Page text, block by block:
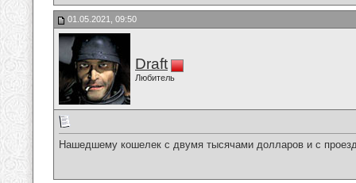
01.05.2021, 09:50
Draft
Любитель
Нашедшему кошелек с двумя тысячами долларов и с